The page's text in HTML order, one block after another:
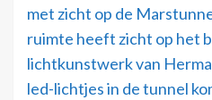
met zicht op de
ruimte heeft zicht op het
lichtkunstwerk van
led-lichtjes in de tunnel